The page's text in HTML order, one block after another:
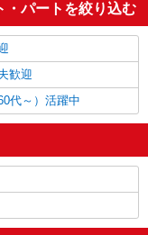
・パートを絞り込む
歓迎
代～）活躍中